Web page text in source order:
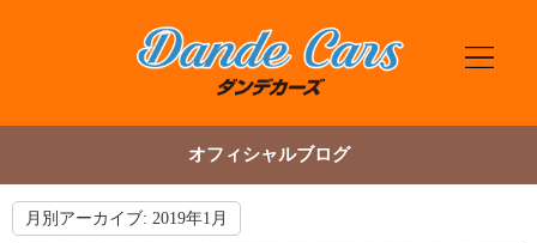
オフィシャルブログ
月別アーカイブ: 2019年1月